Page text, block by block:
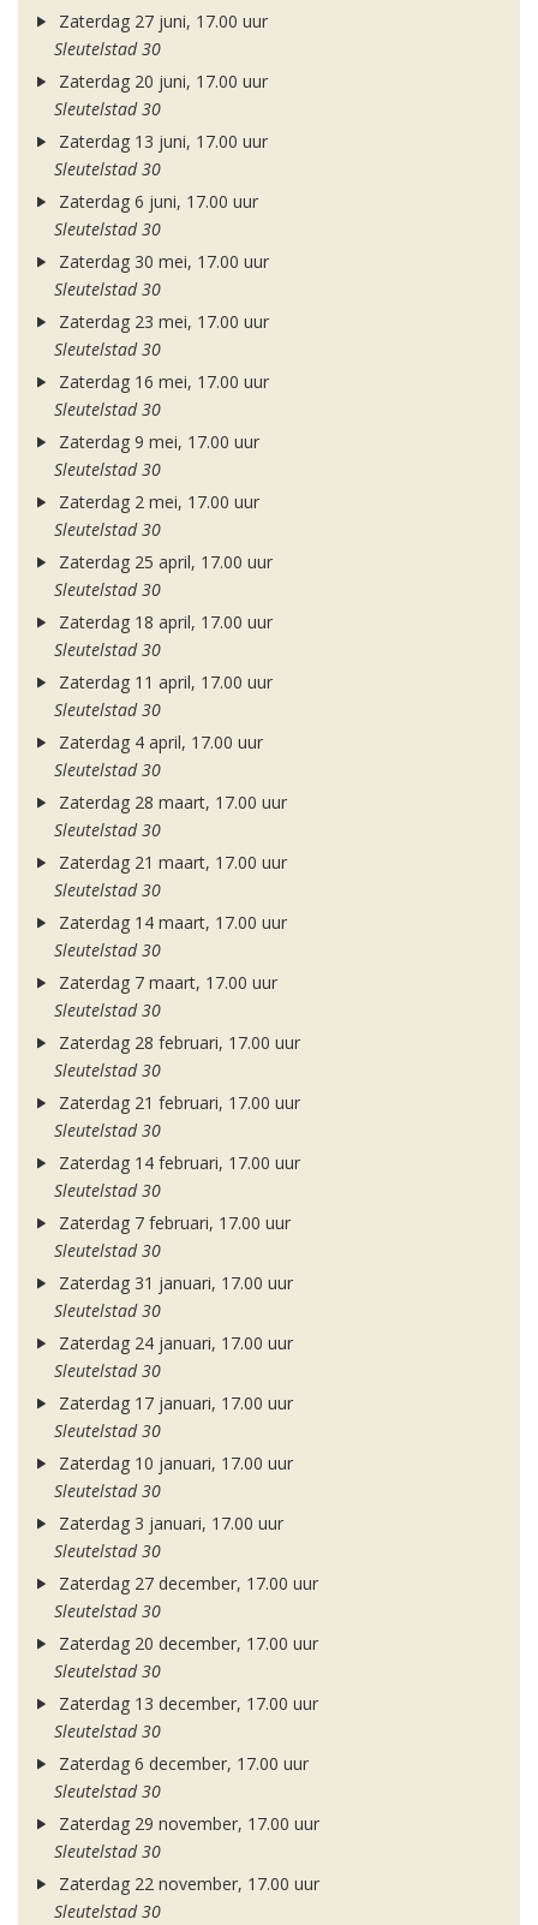
Zaterdag 27 juni, 17.00 uur
Sleutelstad 30
Zaterdag 20 juni, 17.00 uur
Sleutelstad 30
Zaterdag 13 juni, 17.00 uur
Sleutelstad 30
Zaterdag 6 juni, 17.00 uur
Sleutelstad 30
Zaterdag 30 mei, 17.00 uur
Sleutelstad 30
Zaterdag 23 mei, 17.00 uur
Sleutelstad 30
Zaterdag 16 mei, 17.00 uur
Sleutelstad 30
Zaterdag 9 mei, 17.00 uur
Sleutelstad 30
Zaterdag 2 mei, 17.00 uur
Sleutelstad 30
Zaterdag 25 april, 17.00 uur
Sleutelstad 30
Zaterdag 18 april, 17.00 uur
Sleutelstad 30
Zaterdag 11 april, 17.00 uur
Sleutelstad 30
Zaterdag 4 april, 17.00 uur
Sleutelstad 30
Zaterdag 28 maart, 17.00 uur
Sleutelstad 30
Zaterdag 21 maart, 17.00 uur
Sleutelstad 30
Zaterdag 14 maart, 17.00 uur
Sleutelstad 30
Zaterdag 7 maart, 17.00 uur
Sleutelstad 30
Zaterdag 28 februari, 17.00 uur
Sleutelstad 30
Zaterdag 21 februari, 17.00 uur
Sleutelstad 30
Zaterdag 14 februari, 17.00 uur
Sleutelstad 30
Zaterdag 7 februari, 17.00 uur
Sleutelstad 30
Zaterdag 31 januari, 17.00 uur
Sleutelstad 30
Zaterdag 24 januari, 17.00 uur
Sleutelstad 30
Zaterdag 17 januari, 17.00 uur
Sleutelstad 30
Zaterdag 10 januari, 17.00 uur
Sleutelstad 30
Zaterdag 3 januari, 17.00 uur
Sleutelstad 30
Zaterdag 27 december, 17.00 uur
Sleutelstad 30
Zaterdag 20 december, 17.00 uur
Sleutelstad 30
Zaterdag 13 december, 17.00 uur
Sleutelstad 30
Zaterdag 6 december, 17.00 uur
Sleutelstad 30
Zaterdag 29 november, 17.00 uur
Sleutelstad 30
Zaterdag 22 november, 17.00 uur
Sleutelstad 30